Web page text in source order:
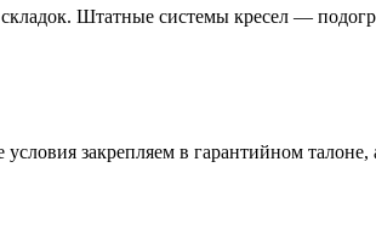
Штатные системы кресел —
закрепляем в гарантийном талоне,